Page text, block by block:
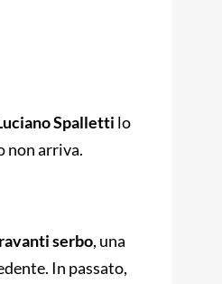
Spalletti lo
non arriva.
serbo, una
In passato,